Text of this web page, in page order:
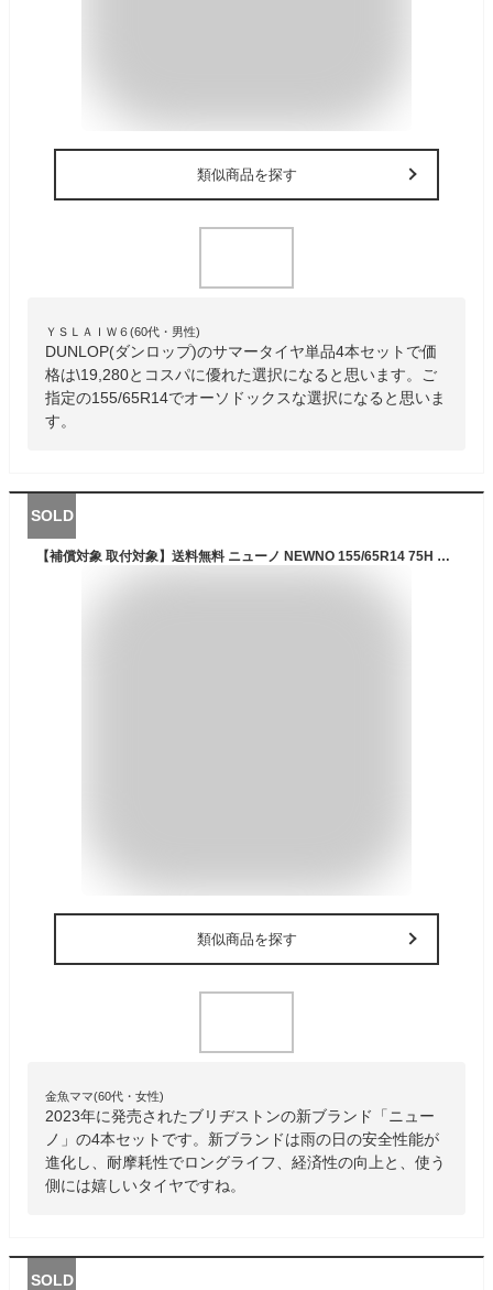
類似商品を探す
ＹＳＬＡＩＷ６(60代・男性)
DUNLOP(ダンロップ)のサマータイヤ単品4本セットで価
格は\19,280とコスパに優れた選択になると思います。ご
指定の155/65R14でオーソドックスな選択になると思いま
す。
SOLD
【補償対象 取付対象】送料無料 ニューノ NEWNO 155/65R14 75H 4本セット 新品夏タイヤ ブリヂストン BRIDGESTONE
類似商品を探す
金魚ママ(60代・女性)
2023年に発売されたブリヂストンの新ブランド「ニュー
ノ」の4本セットです。新ブランドは雨の日の安全性能が
進化し、耐摩耗性でロングライフ、経済性の向上と、使う
側には嬉しいタイヤですね。
SOLD